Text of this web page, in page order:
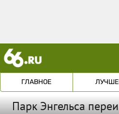
ГЛАВНОЕ
Парк Энгельса